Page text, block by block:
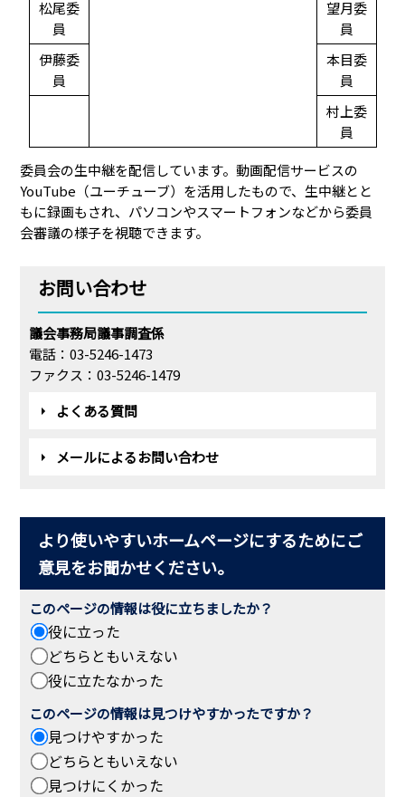
松尾委
員
望月委
員
伊藤委
員
本目委
員
村上委
員
委員会の生中継を配信しています。動画配信サービスの
YouTube（ユーチューブ）を活用したもので、生中継とと
もに録画もされ、パソコンやスマートフォンなどから委員
会審議の様子を視聴できます。
お問い合わせ
議会事務局議事調査係
電話：03-5246-1473
ファクス：03-5246-1479
よくある質問
メールによるお問い合わせ
より使いやすいホームページにするためにご
意見をお聞かせください。
このページの情報は役に立ちましたか？
役に立った
どちらともいえない
役に立たなかった
このページの情報は見つけやすかったですか？
見つけやすかった
どちらともいえない
見つけにくかった